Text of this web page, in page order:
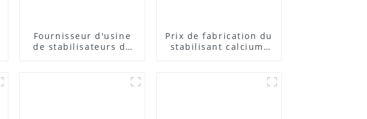
Fournisseur d'usine
de stabilisateurs de
Prix ​​de fabrication du
stabilisant calcium-